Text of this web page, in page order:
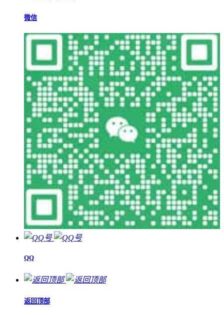
微信
QQ
返回顶部